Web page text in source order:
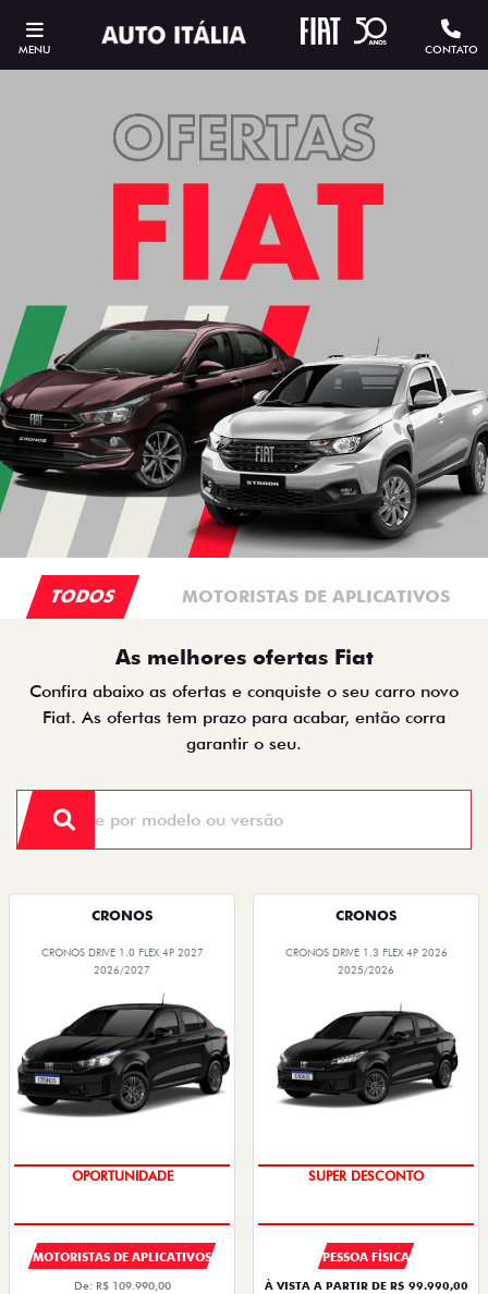
MENU CONTATO
TODOS MOTORISTAS DE APLICATIVOS
As melhores ofertas Fiat
Confira abaixo as ofertas e conquiste o seu carro novo
Fiat. As ofertas tem prazo para acabar, então corra
garantir o seu.
CRONOS
CRONOS DRIVE 1.0 FLEX 4P 2027
2026/2027
OPORTUNIDADE
MOTORISTAS DE APLICATIVOS
De: R$ 109.990,00
CRONOS
CRONOS DRIVE 1.3 FLEX 4P 2026
2025/2026
SUPER DESCONTO
PESSOA FÍSICA
À VISTA A PARTIR DE R$ 99.990,00